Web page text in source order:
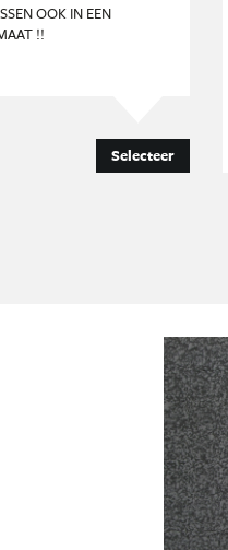
OOK IN EEN
!!
Selecteer